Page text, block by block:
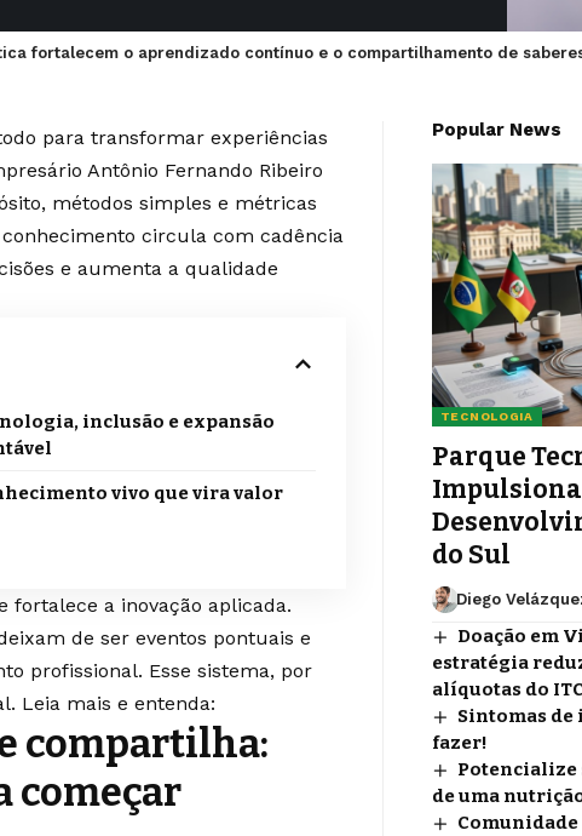
fortalecem o aprendizado contínuo e o compartilhamento de
para transformar experiências
Antônio Fernando Ribeiro
métodos simples e métricas
circula com cadência
e aumenta a qualidade
inclusão e expansão
vivo que vira valor
fortalece a inovação aplicada.
de ser eventos pontuais e
profissional. Esse sistema, por
Leia mais e entenda:
compartilha:
começar
Popular News
TECNOLOGIA
Parque
do Sul
Diego
Doação em
estratégia
alíquotas do
Sintomas de
fazer!
Potencialize
de uma